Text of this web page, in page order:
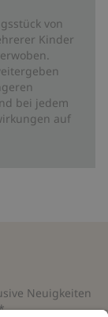
von
Kinder
bei jedem
auf
Neuigkeiten